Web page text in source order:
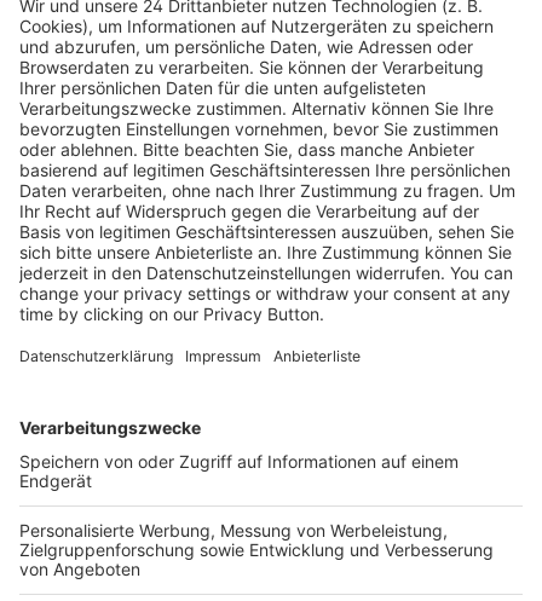
ausreichende barrierefreie Gestaltung dieser Website
benachteiligt sind, können Sie sich an die
Durchsetzungsstelle nach dem BFSGwenden:
Schlichtungsstelle BGG
Mauerstraße 53 10117 Berlin
E-Mail: info@schlichtungsstelle-bgg.de
Webseite: www.schlichtungsstelle-bgg.de/
Kostenlose Rücksendung bis zu 14 Tage nach
Bestelleingang (innerhalb Deutschlands).
Versandkosten.
Der Bestellprozess ist mit Hilfe eines SSL-
SERVICE HOTLINE